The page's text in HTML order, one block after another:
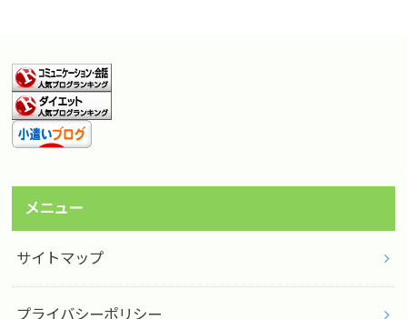
メニュー
サイトマップ
プライバシーポリシー